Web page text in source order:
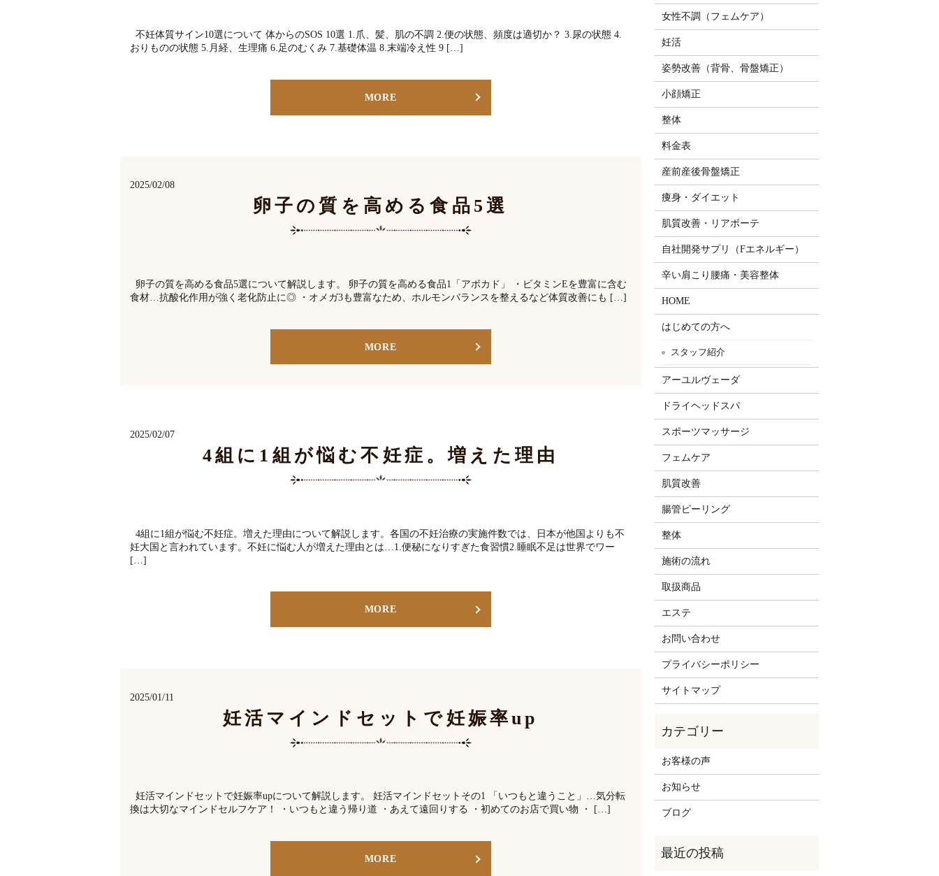
不妊体質サイン10選について 体からのSOS 10選 1.爪、髪、肌の不調 2.便の状態、頻度は適切か？ 3.尿の状態 4.
おりものの状態 5.月経、生理痛 6.足のむくみ 7.基礎体温 8.末端冷え性 9 […]
MORE
2025/02/08
卵子の質を高める食品5選
卵子の質を高める食品5選について解説します。 卵子の質を高める食品1「アボカド」 ・ビタミンEを豊富に含む
食材…抗酸化作用が強く老化防止に◎ ・オメガ3も豊富なため、ホルモンバランスを整えるなど体質改善にも […]
MORE
2025/02/07
4組に1組が悩む不妊症。増えた理由
4組に1組が悩む不妊症。増えた理由について解説します。各国の不妊治療の実施件数では、日本が他国よりも不
妊大国と言われています。不妊に悩む人が増えた理由とは…1.便秘になりすぎた食習慣2.睡眠不足は世界でワー
[…]
MORE
2025/01/11
妊活マインドセットで妊娠率up
妊活マインドセットで妊娠率upについて解説します。 妊活マインドセットその1 「いつもと違うこと」…気分転
換は大切なマインドセルフケア！ ・いつもと違う帰り道 ・あえて遠回りする ・初めてのお店で買い物 ・ […]
MORE
女性不調（フェムケア）
妊活
姿勢改善（背骨、骨盤矯正）
小顔矯正
整体
料金表
産前産後骨盤矯正
痩身・ダイエット
肌質改善・リアボーテ
自社開発サプリ（Fエネルギー）
辛い肩こり腰痛・美容整体
HOME
はじめての方へ
スタッフ紹介
アーユルヴェーダ
ドライヘッドスパ
スポーツマッサージ
フェムケア
肌質改善
腸管ピーリング
整体
施術の流れ
取扱商品
エステ
お問い合わせ
プライバシーポリシー
サイトマップ
お客様の声
お知らせ
ブログ